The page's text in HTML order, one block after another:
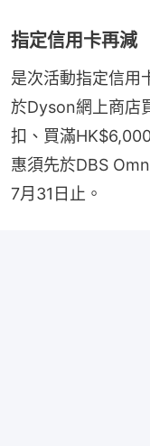
指定信用卡再減
是次活動指定信用
於Dyson網上商店
扣、買滿
惠須先於DBS
7月31日止。